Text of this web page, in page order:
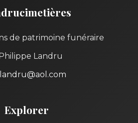
de patrimoine funéraire
Landru
Explorer